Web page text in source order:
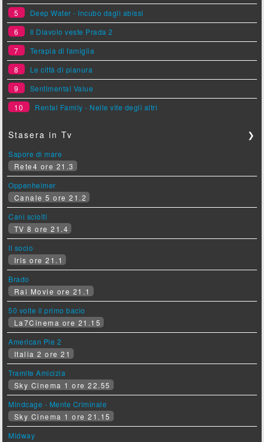
5
Deep Water - Incubo dagli abissi
6
Il Diavolo veste Prada 2
7
Terapia di famiglia
8
Le città di pianura
9
Sentimental Value
10
Rental Family - Nelle vite degli altri
Stasera in Tv ❯
Sapore di mare
Rete4 ore 21.3
Oppenheimer
Canale 5 ore 21.2
Cani sciolti
TV 8 ore 21.4
Il socio
Iris ore 21.1
Brado
Rai Movie ore 21.1
50 volte il primo bacio
La7Cinema ore 21.15
American Pie 2
Italia 2 ore 21
Tramite Amicizia
Sky Cinema 1 ore 22.55
Mindcage - Mente Criminale
Sky Cinema 1 ore 21.15
Midway